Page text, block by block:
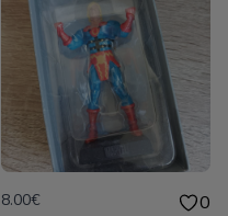
8.00€ 0